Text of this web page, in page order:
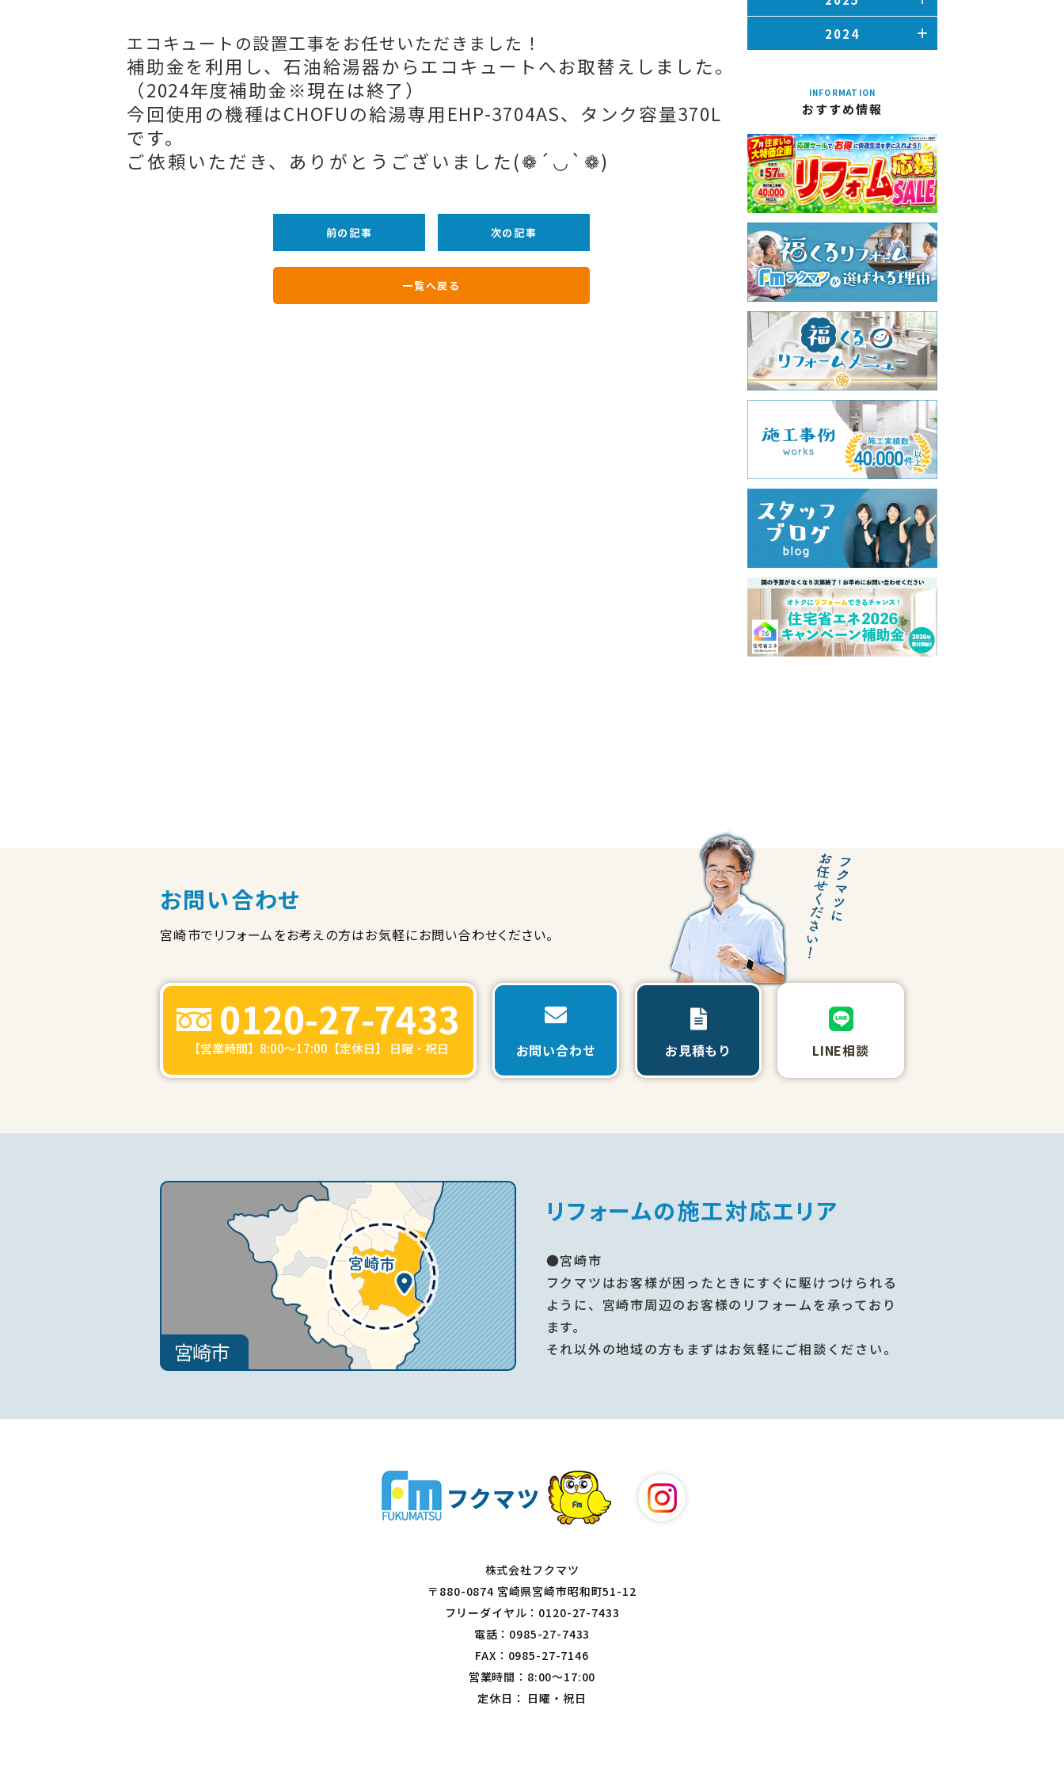
エコキュートの設置工事をお任せいただきました！
補助金を利用し、石油給湯器からエコキュートへお取替えしました。
（2024年度補助金※現在は終了）
今回使用の機種はCHOFUの給湯専用EHP-3704AS、タンク容量370L
です。
ご依頼いただき、ありがとうございました(❁´◡`❁)
前の記事 次の記事
一覧へ戻る
2024
INFORMATION
おすすめ情報
お問い合わせ
宮崎市でリフォームをお考えの方はお気軽にお問い合わせください。
0120-27-7433
【営業時間】8:00～17:00【定休日】 日曜・祝日 お問い合わせ お見積もり LINE相談
リフォームの施工対応エリア
●宮崎市
フクマツはお客様が困ったときにすぐに駆けつけられる
ように、宮崎市周辺のお客様のリフォームを承っており
ます。
それ以外の地域の方もまずはお気軽にご相談ください。
株式会社フクマツ
〒880-0874 宮崎県宮崎市昭和町51-12
フリーダイヤル：0120-27-7433
電話：0985-27-7433
FAX：0985-27-7146
営業時間：8:00～17:00
定休日： 日曜・祝日